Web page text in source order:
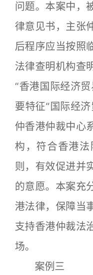
问题。本案中，
律意见书，主张
后程序应当按照
法律查明机构查
“香港国际经济
要特征“国际经
仲香港仲裁中心
构，符合香港
则，有效促进并
的意愿。本案充
港法律，保障当
支持香港仲裁法
场。
案例三